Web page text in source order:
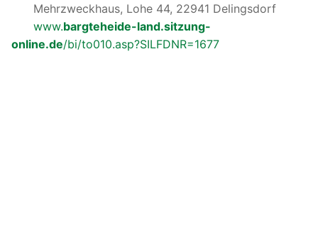
Mehrzweckhaus, Lohe 44, 22941 Delingsdorf
www.bargteheide-land.sitzung-
online.de/bi/to010.asp?SILFDNR=1677